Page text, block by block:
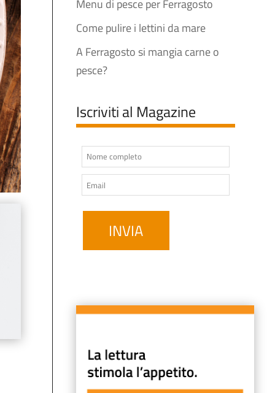
Menu di pesce per Ferragosto
Come pulire i lettini da mare
A Ferragosto si mangia carne o
pesce?
Iscriviti al Magazine